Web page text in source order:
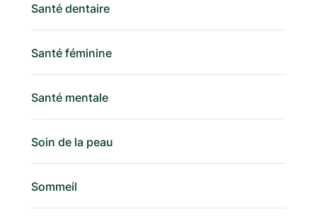
Santé dentaire
Santé féminine
Santé mentale
Soin de la peau
Sommeil